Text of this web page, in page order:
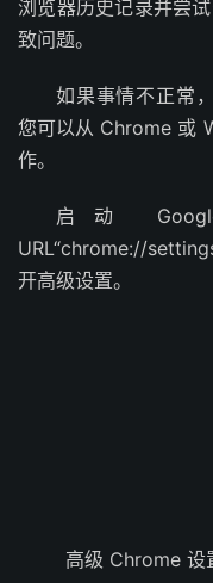
浏览器历史记录并尝
致问题。
如果事情不正常
您可以从 Chrome 或
作。
启动
URL“chrome://
开高级设置。
高级 Chrome 设